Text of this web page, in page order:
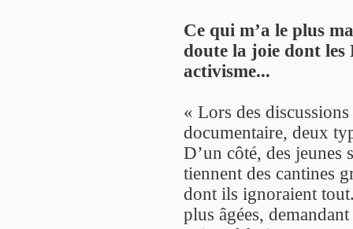
Ce qui m’a le plus
doute la joie dont les
activisme...
« Lors des
documentaire, deux
D’un côté, des jeunes
tiennent des cantines
dont ils ignoraient
plus âgées,